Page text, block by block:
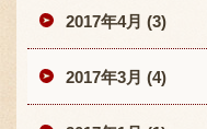
2017年4月 (3)
2017年3月 (4)